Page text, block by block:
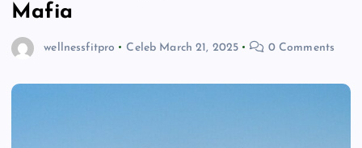
Mafia
wellnessfitpro Celeb March 21, 2025 0 Comments